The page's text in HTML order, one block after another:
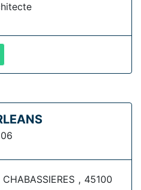
, 45100